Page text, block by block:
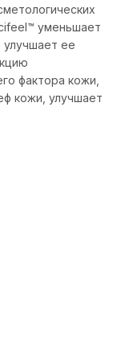
уменьшает
улучшает ее
фактора кожи,
кожи, улучшает